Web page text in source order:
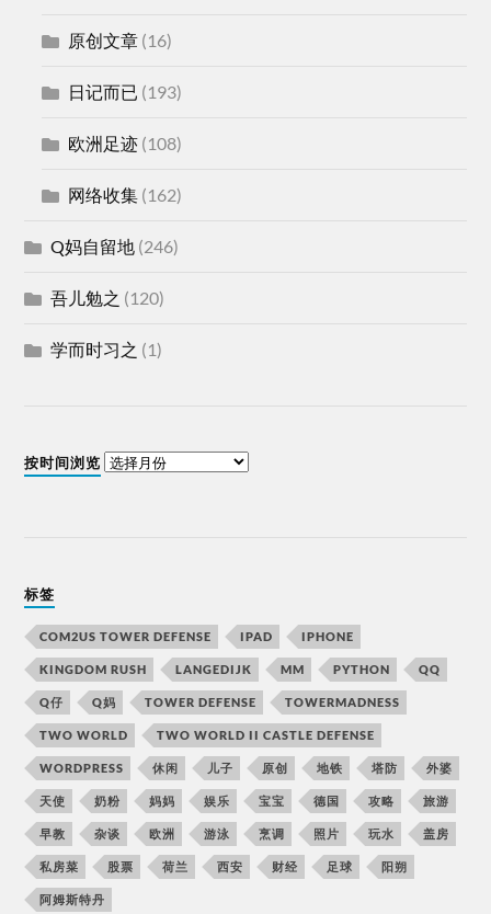
原创文章 (16)
日记而已 (193)
欧洲足迹 (108)
网络收集 (162)
Q妈自留地 (246)
吾儿勉之 (120)
学而时习之 (1)
按时间浏览
标签
COM2US TOWER DEFENSE IPAD IPHONE
KINGDOM RUSH LANGEDIJK MM PYTHON QQ
Q仔 Q妈 TOWER DEFENSE TOWERMADNESS
TWO WORLD TWO WORLD II CASTLE DEFENSE
WORDPRESS 休闲 儿子 原创 地铁 塔防 外婆
天使 奶粉 妈妈 娱乐 宝宝 德国 攻略 旅游
早教 杂谈 欧洲 游泳 烹调 照片 玩水 盖房
私房菜 股票 荷兰 西安 财经 足球 阳朔
阿姆斯特丹